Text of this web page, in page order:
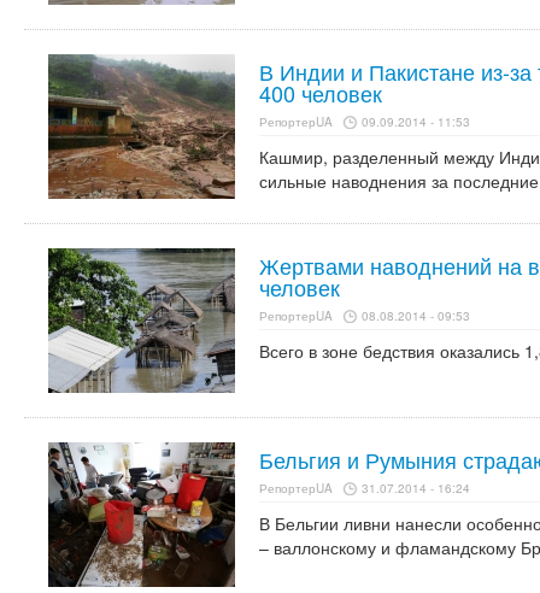
В Индии и Пакистане из-
400 человек
РепортерUA 09.09.2014 - 11:53
Кашмир, разделенный между
сильные наводнения за
Жертвами наводнений на
человек
РепортерUA 08.08.2014 - 09:53
Всего в зоне бедствия оказались
Бельгия и Румыния
РепортерUA 31.07.2014 - 16:24
В Бельгии ливни нанесли
– валлонскому и фламандскому